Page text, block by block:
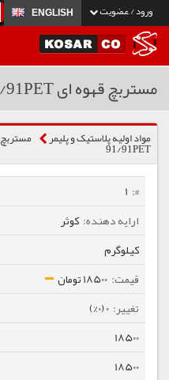
ورود / عضویت ENGLISH
مستربچ قهوه ای 91/91PET
مواد اولیه پلاستیک و پلیمر مستربچ
91/91PET
1
کوثر
کیلوگرم
18500 تومان
0 (0%)
18500
18500